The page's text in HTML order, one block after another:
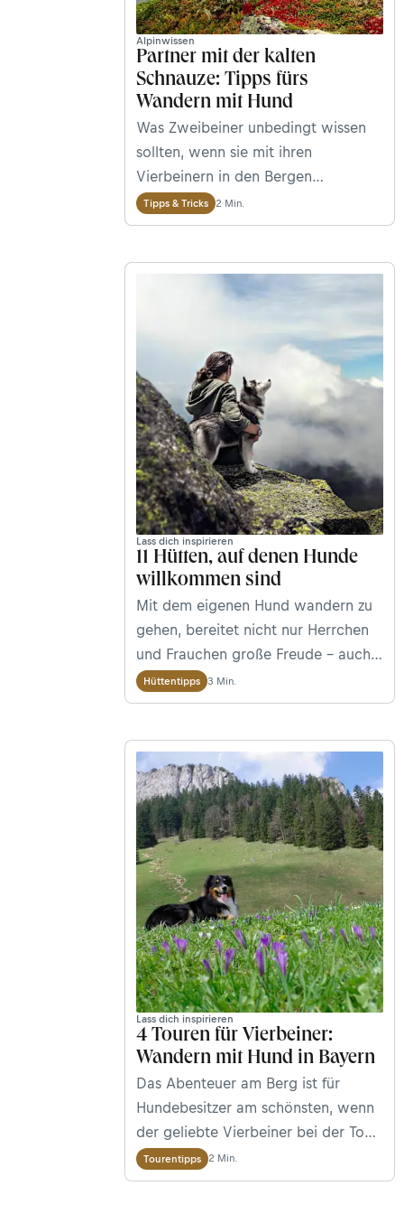
Alpinwissen
Partner mit der kalten
Schnauze: Tipps fürs
Wandern mit Hund
Was Zweibeiner unbedingt wissen
sollten, wenn sie mit ihren
Vierbeinern in den Bergen
unterwegs sind. Plus: Hunderassen,
die besonders gern wandern.
Tipps & Tricks 2 Min.
Lass dich inspirieren
11 Hütten, auf denen Hunde
willkommen sind
Mit dem eigenen Hund wandern zu
gehen, bereitet nicht nur Herrchen
und Frauchen große Freude – auch
die Vierbeiner können sich am Berg
so richtig austoben. Damit die Tour
muss, haben wir für euch besonders
hundefreundliche Hütten
zusammengestellt.
Hüttentipps 3 Min.
Lass dich inspirieren
4 Touren für Vierbeiner:
Wandern mit Hund in Bayern
Das Abenteuer am Berg ist für
Hundebesitzer am schönsten, wenn
der geliebte Vierbeiner bei der Tour
dabei sein kann. Andrea Obele stellt
Wanderungen für Hundeliebhaber in
Tourentipps 2 Min.